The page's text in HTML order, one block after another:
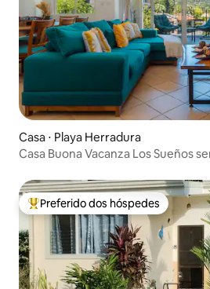
Casa ⋅ Playa Herradura
Casa Buona Vacanza Los Sueños
Entre os melhores preferidos dos
Preferido dos hóspedes